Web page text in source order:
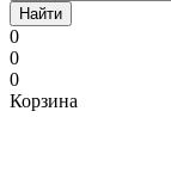
Найти
0
0
0
Корзина